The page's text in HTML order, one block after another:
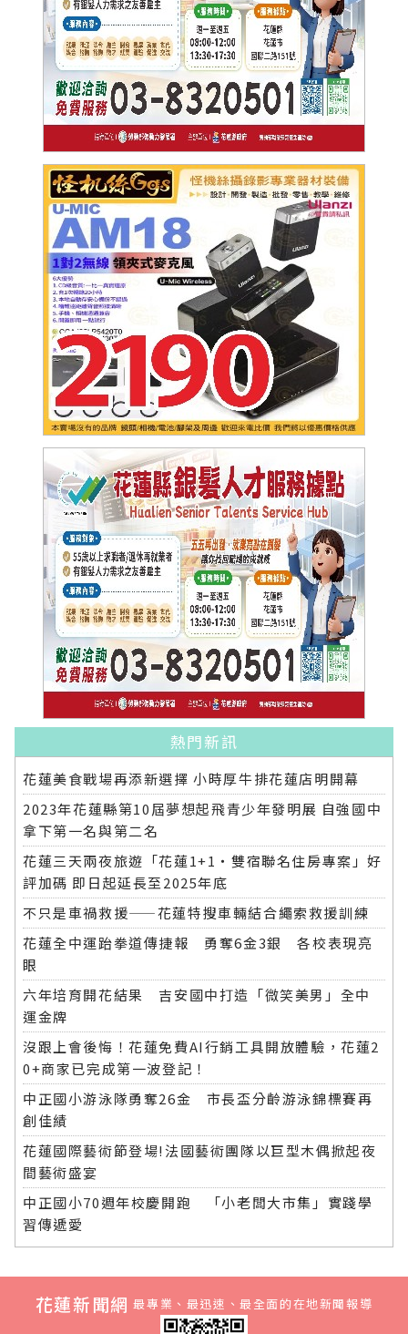
熱門新訊
花蓮美食戰場再添新選擇 小時厚牛排花蓮店明開幕
2023年花蓮縣第10屆夢想起飛青少年發明展 自強國中
拿下第一名與第二名
花蓮三天兩夜旅遊「花蓮1+1‧雙宿聯名住房專案」好
評加碼 即日起延長至2025年底
不只是車禍救援——花蓮特搜車輛結合繩索救援訓練
花蓮全中運跆拳道傳捷報 勇奪6金3銀 各校表現亮
眼
六年培育開花結果 吉安國中打造「微笑美男」全中
運金牌
沒跟上會後悔！花蓮免費AI行銷工具開放體驗，花蓮2
0+商家已完成第一波登記！
中正國小游泳隊勇奪26金 市長盃分齡游泳錦標賽再
創佳績
花蓮國際藝術節登場!法國藝術團隊以巨型木偶掀起夜
間藝術盛宴
中正國小70週年校慶開跑 「小老闆大市集」實踐學
習傳遞愛
花蓮新聞網 最專業、最迅速、最全面的在地新聞報導